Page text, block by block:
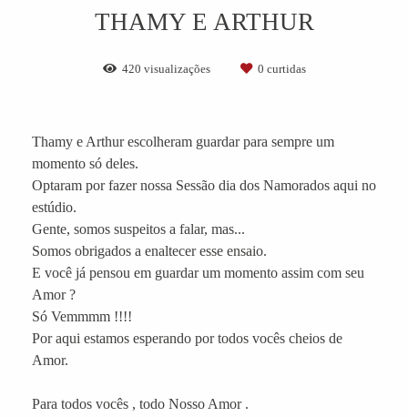
THAMY E ARTHUR
420 visualizações 0 curtidas
Thamy e Arthur escolheram guardar para sempre um
momento só deles.
Optaram por fazer nossa Sessão dia dos Namorados aqui no
estúdio.
Gente, somos suspeitos a falar, mas...
Somos obrigados a enaltecer esse ensaio.
E você já pensou em guardar um momento assim com seu
Amor ?
Só Vemmmm !!!!
Por aqui estamos esperando por todos vocês cheios de
Amor.
Para todos vocês , todo Nosso Amor .